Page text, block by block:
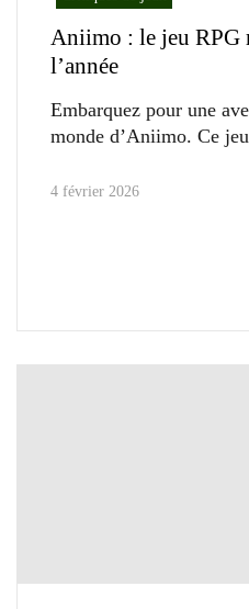
Aniimo : le jeu RPG
l’année
Embarquez pour une
monde d’Aniimo. Ce
4 février 2026